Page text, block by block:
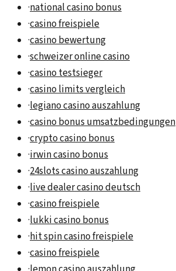
·national casino bonus
·casino freispiele
·casino bewertung
·schweizer online casino
·casino testsieger
·casino limits vergleich
·legiano casino auszahlung
·casino bonus umsatzbedingungen
·crypto casino bonus
·irwin casino bonus
·24slots casino auszahlung
·live dealer casino deutsch
·casino freispiele
·lukki casino bonus
·hit spin casino freispiele
·casino freispiele